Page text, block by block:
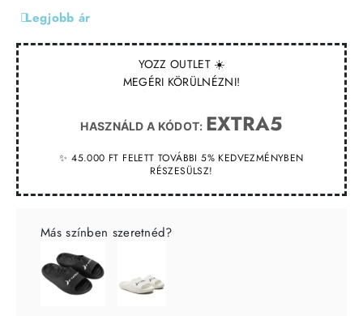
YOZZ OUTLET ☀️
MEGÉRI KÖRÜLNÉZNI!
HASZNÁLD A KÓDOT: EXTRA5
✨ 45.000 FT FELETT TOVÁBBI 5% KEDVEZMÉNYBEN
RÉSZESÜLSZ!
Legjobb ár
Más színben szeretnéd?